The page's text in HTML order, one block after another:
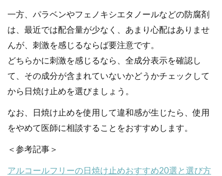
一方、パラベンやフェノキシエタノールなどの防腐剤
は、最近では配合量が少なく、あまり心配はありませ
んが、刺激を感じるならば要注意です。
どちらかに刺激を感じるなら、全成分表示を確認し
て、その成分が含まれていないかどうかチェックして
から日焼け止めを選びましょう。
なお、日焼け止めを使用して違和感が生じたら、使用
をやめて医師に相談することをおすすめします。
＜参考記事＞
アルコールフリーの日焼け止めおすすめ20選と選び方